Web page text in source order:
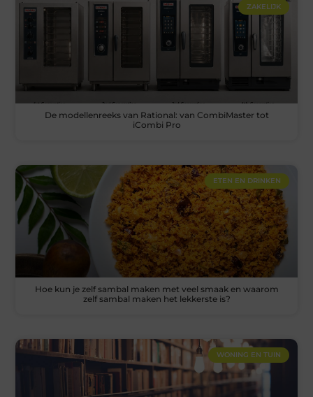
ZAKELIJK
De modellenreeks van Rational: van CombiMaster tot
iCombi Pro
ETEN EN DRINKEN
Hoe kun je zelf sambal maken met veel smaak en waarom
zelf sambal maken het lekkerste is?
WONING EN TUIN